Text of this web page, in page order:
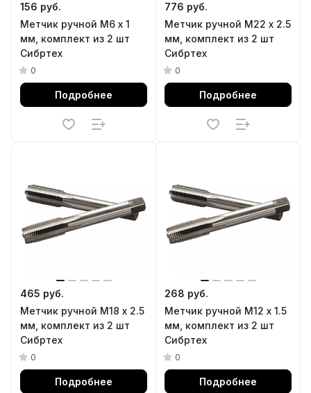
156 руб.
Метчик ручной М6 х 1
мм, комплект из 2 шт
Сибртех
0
Подробнее
776 руб.
Метчик ручной М22 х 2.5
мм, комплект из 2 шт
Сибртех
0
Подробнее
465 руб.
Метчик ручной М18 х 2.5
мм, комплект из 2 шт
Сибртех
0
Подробнее
268 руб.
Метчик ручной М12 х 1.5
мм, комплект из 2 шт
Сибртех
0
Подробнее